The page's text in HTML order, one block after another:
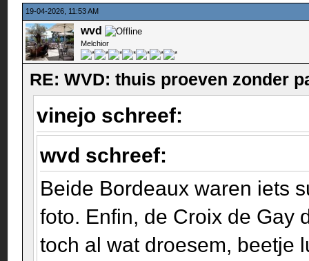
19-04-2026, 11:53 AM
wvd
Melchior
RE: WVD: thuis proeven zonder
vinejo schreef:
wvd schreef:
Beide Bordeaux waren iets
foto. Enfin, de Croix de Gay
toch al wat droesem, beetje